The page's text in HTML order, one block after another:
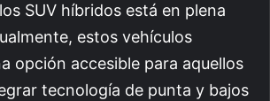
SUV híbridos está en plena
estos vehículos
opción accesible para aquellos
tecnología de punta y bajos